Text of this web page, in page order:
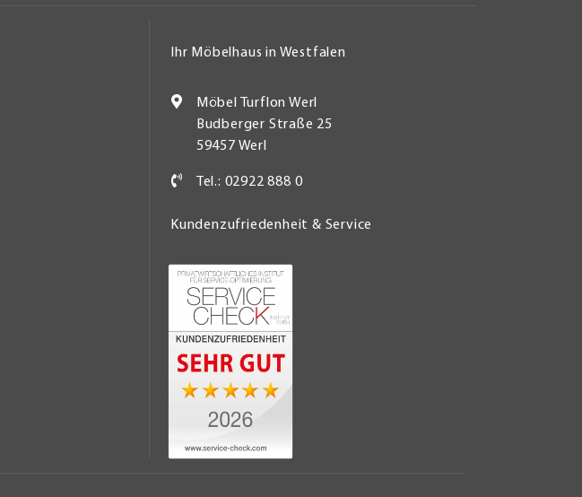
Ihr Möbelhaus in Westfalen
Möbel Turflon Werl
Budberger Straße 25
59457 Werl
Tel.: 02922 888 0
Kundenzufriedenheit & Service